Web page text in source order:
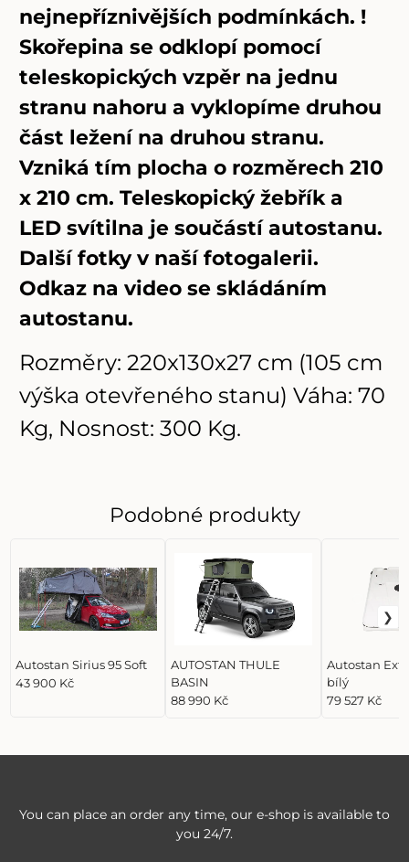
nejnepříznivějších podmínkách. !
Skořepina se odklopí pomocí
teleskopických vzpěr na jednu
stranu nahoru a vyklopíme druhou
část ležení na druhou stranu.
Vzniká tím plocha o rozměrech 210
x 210 cm. Teleskopický žebřík a
LED svítilna je součástí autostanu.
Další fotky v naší fotogalerii.
Odkaz na video se skládáním
autostanu.
Rozměry: 220x130x27 cm (105 cm
výška otevřeného stanu) Váha: 70
Kg, Nosnost: 300 Kg.
Podobné produkty
Autostan Sirius 95 Soft
43 900 Kč
AUTOSTAN THULE
BASIN
88 990 Kč
Autostan
bílý
79 527 Kč
You can place an order any time, our e-shop is available to
you 24/7.